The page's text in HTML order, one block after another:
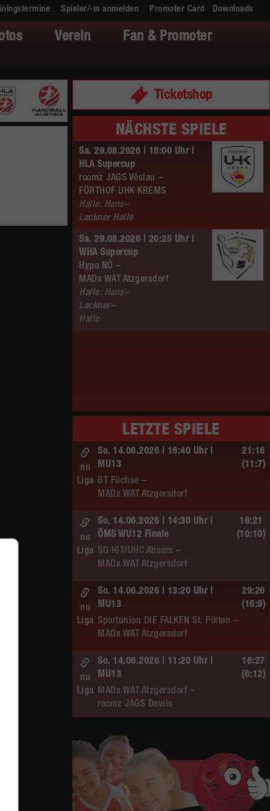
Spieler/-in anmelden Promoter Card Downloads
Verein
Fan & Promoter
Ticketshop
NÄCHSTE SPIELE
Sa. 29.08.2026 | 18:00 Uhr |
HLA Supercup
roomz JAGS Vöslau –
FÖRTHOF UHK KREMS
Halle: Hans–
Lackner Halle
Sa. 29.08.2026 | 20:25 Uhr |
WHA Supercup
Hypo NÖ –
MADx WAT Atzgersdorf
Halle: Hans–
Lackner–
Halle
LETZTE SPIELE
So. 14.06.2026 | 16:40 Uhr |
MU13
BT Füchse –
MADx WAT Atzgersdorf
nu
Liga
21:16
(11:7)
So. 14.06.2026 | 14:30 Uhr |
ÖMS WU12 Finale
SG HIT/UHC Absam –
MADx WAT Atzgersdorf
nu
Liga
16:21
(10:10)
So. 14.06.2026 | 13:20 Uhr |
MU13
Sportunion DIE FALKEN St. Pölten –
MADx WAT Atzgersdorf
nu
Liga
29:26
(16:9)
So. 14.06.2026 | 11:20 Uhr |
MU13
MADx WAT Atzgersdorf –
roomz JAGS Devils
nu
Liga
16:27
(6:12)
ÖMS WU12 HF
SC HIT/UHC Absam –
MADx WAT Atzgersdorf
Liga
Sa. 13.06.2026 | 19:05 Uhr |
30:19